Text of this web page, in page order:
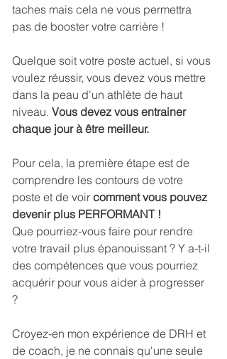
taches mais cela ne vous permettra
pas de booster votre carrière !
Quelque soit votre poste actuel, si vous
voulez réussir, vous devez vous mettre
dans la peau d'un athlète de haut
niveau. Vous devez vous entrainer
chaque jour à être meilleur.
Pour cela, la première étape est de
comprendre les contours de votre
poste et de voir comment vous pouvez
devenir plus PERFORMANT !
Que pourriez-vous faire pour rendre
votre travail plus épanouissant ? Y a-t-il
des compétences que vous pourriez
acquérir pour vous aider à progresser
?
Croyez-en mon expérience de DRH et
de coach, je ne connais qu'une seule